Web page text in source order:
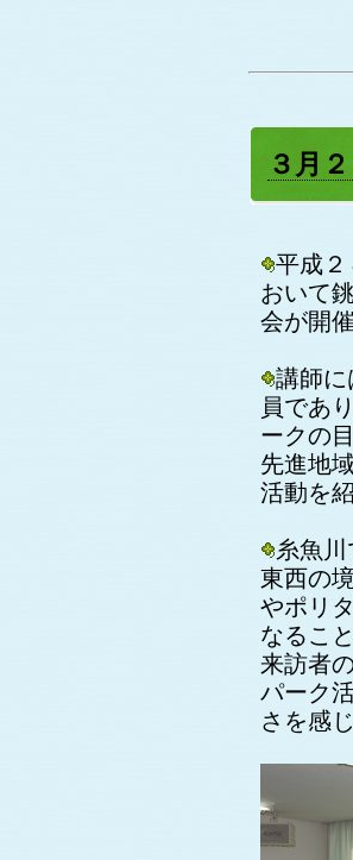
３月
平成２
おいて
会が開
講師に
員であ
ークの
先進地
活動を
糸魚
東西の
やポリ
なるこ
来訪者
パーク
さを感